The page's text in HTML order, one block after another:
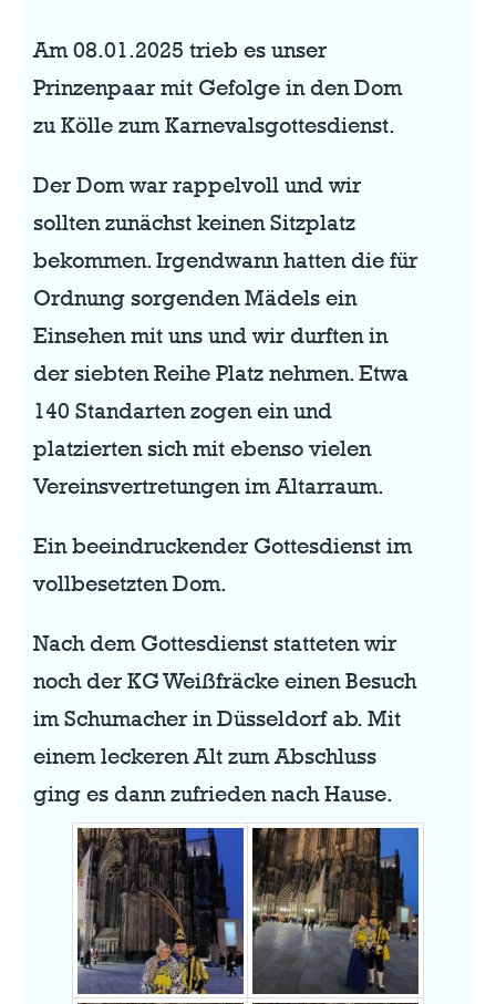
Am 08.01.2025 trieb es unser
Prinzenpaar mit Gefolge in den Dom
zu Kölle zum Karnevalsgottesdienst.
Der Dom war rappelvoll und wir
sollten zunächst keinen Sitzplatz
bekommen. Irgendwann hatten die für
Ordnung sorgenden Mädels ein
Einsehen mit uns und wir durften in
der siebten Reihe Platz nehmen. Etwa
140 Standarten zogen ein und
platzierten sich mit ebenso vielen
Vereinsvertretungen im Altarraum.
Ein beeindruckender Gottesdienst im
vollbesetzten Dom.
Nach dem Gottesdienst statteten wir
noch der KG Weißfräcke einen Besuch
im Schumacher in Düsseldorf ab. Mit
einem leckeren Alt zum Abschluss
ging es dann zufrieden nach Hause.